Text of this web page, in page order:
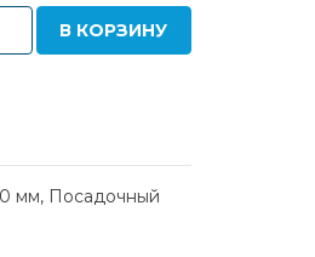
В КОРЗИНУ
мм, Посадочный